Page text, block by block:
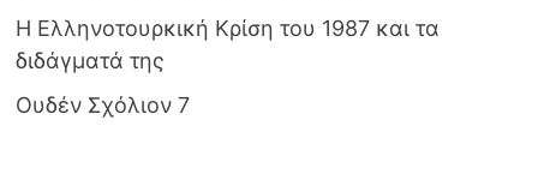
Η Ελληνοτουρκική Κρίση του 1987 και τα
διδάγματά της
Ουδέν Σχόλιον 7